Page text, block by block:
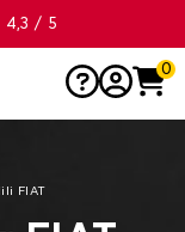
4,3 / 5
0
FIAT